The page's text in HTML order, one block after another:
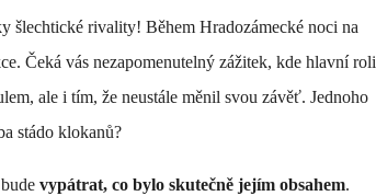
šlechtické rivality! Během Hradozámecké noci na
Čeká vás nezapomenutelný zážitek, kde hlavní roli
ale i tím, že neustále měnil svou závěť. Jednoho
stádo klokanů?
vypátrat, co bylo skutečně jejím obsahem.